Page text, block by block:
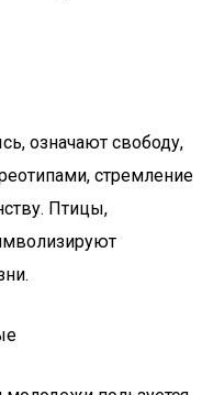
означают свободу,
стремление
Птицы,